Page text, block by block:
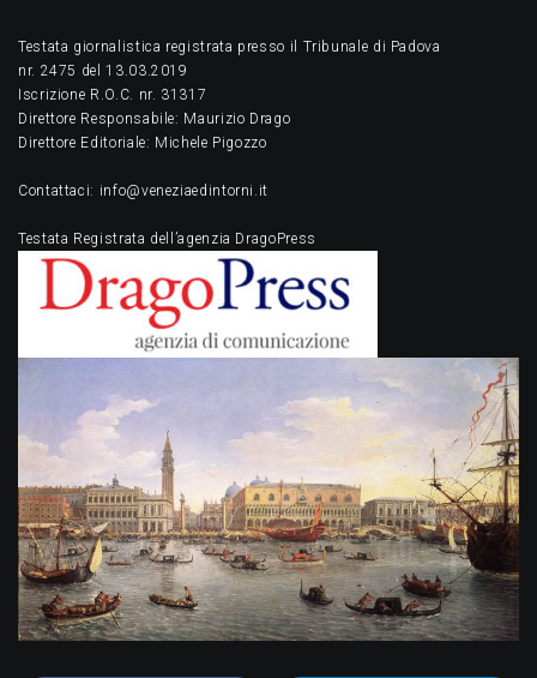
Testata giornalistica registrata presso il Tribunale di Padova
nr. 2475 del 13.03.2019
Iscrizione R.O.C. nr. 31317
Direttore Responsabile: Maurizio Drago
Direttore Editoriale: Michele Pigozzo
Contattaci: info@veneziaedintorni.it
Testata Registrata dell’agenzia DragoPress